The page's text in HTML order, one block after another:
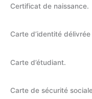
Certificat de naissance.
Carte d’identité délivrée
Carte d’étudiant.
Carte de sécurité